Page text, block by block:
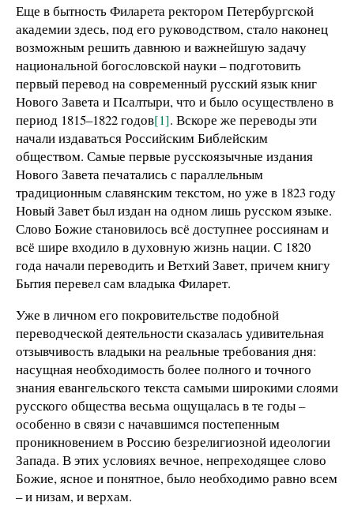
Еще в бытность Филарета ректором Петербургской
академии здесь, под его руководством, стало наконец
возможным решить давнюю и важнейшую задачу
национальной богословской науки – подготовить
первый перевод на современный русский язык книг
Нового Завета и Псалтыри, что и было осуществлено в
период 1815–1822 годов[1]. Вскоре же переводы эти
начали издаваться Российским Библейским
обществом. Самые первые русскоязычные издания
Нового Завета печатались с параллельным
традиционным славянским текстом, но уже в 1823 году
Новый Завет был издан на одном лишь русском языке.
Слово Божие становилось всё доступнее россиянам и
всё шире входило в духовную жизнь нации. С 1820
года начали переводить и Ветхий Завет, причем книгу
Бытия перевел сам владыка Филарет.
Уже в личном его покровительстве подобной
переводческой деятельности сказалась удивительная
отзывчивость владыки на реальные требования дня:
насущная необходимость более полного и точного
знания евангельского текста самыми широкими слоями
русского общества весьма ощущалась в те годы –
особенно в связи с начавшимся постепенным
проникновением в Россию безрелигиозной идеологии
Запада. В этих условиях вечное, непреходящее слово
Божие, ясное и понятное, было необходимо равно всем
– и низам, и верхам.